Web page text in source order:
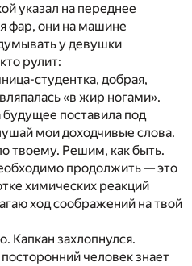
указал на переднее
фар, они на машине
у девушки
рулит:
студентка, добрая,
«в жир ногами».
поставила под
мои доходчивые слова.
твоему. Решим, как быть.
продолжить — это
химических реакций
ход соображений на твой
Капкан захлопнулся.
человек знает